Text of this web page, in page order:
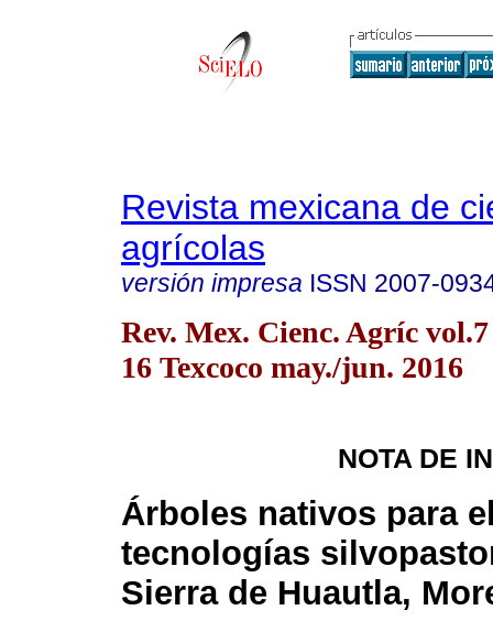
Revista mexicana de
agrícolas
versión impresa ISSN 2007-
Rev. Mex. Cienc. Agríc vol.7
16 Texcoco may./jun. 2016
NOTA DE
Árboles nativos para
tecnologías
Sierra de Huautla,